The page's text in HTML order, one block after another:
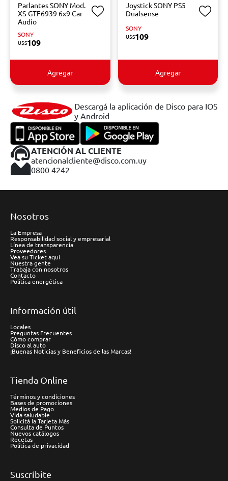
Parlantes SONY Mod.
XS-GTF6939 6x9 Car
Audio
SONY
U$S109
Agregar
Joystick SONY PS5
Dualsense
SONY
U$S109
Agregar
Descargá la aplicación de Disco para IOS
y Android
ATENCIÓN AL CLIENTE
atencionalcliente@disco.com.uy
0800 4242
Nosotros
La Empresa
Responsabilidad social y empresarial
Línea de transparencia
Proveedores
Vea su Ticket aquí
Nuestra gente
Trabaja con nosotros
Contacto
Política energética
Información útil
Locales
Preguntas Frecuentes
Cómo comprar
Disco al auto
¡Buenas Noticias y Beneficios de las Marcas!
Tienda Online
Términos y condiciones
Bases de promociones
Medios de Pago
Vida saludable
Solicitá la Tarjeta Más
Consulta de Puntos
Nuevos catálogos
Recetas
Política de privacidad
Suscríbite